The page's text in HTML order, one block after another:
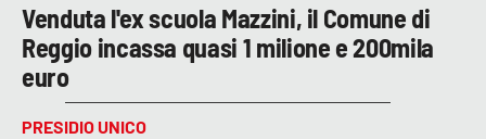
Venduta l'ex scuola Mazzini, il Comune di
Reggio incassa quasi 1 milione e 200mila
euro
PRESIDIO UNICO